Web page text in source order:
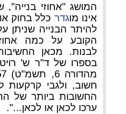
המושג "אחוזי בנייה",
אינו מוגדר כלל בחוק
להיתר הבנייה שניתן
הקובע על כמה
לבנות. מכאן
בספרו של ד"ר ש'
מהדורה 6, תשמ"ט) 157:
חשוב, ולגבי קרקעות
החשובות ביותר של
ערכו לכאן או לכאן...".